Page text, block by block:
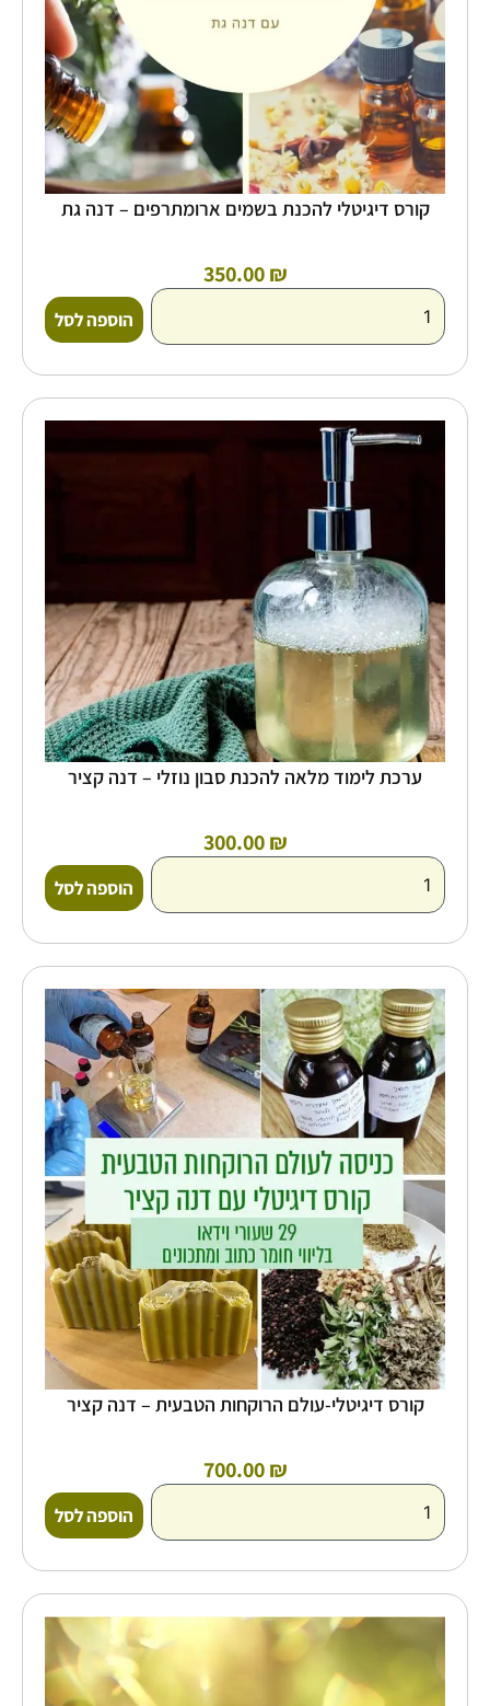
קורס דיגיטלי להכנת בשמים ארומתרפים – דנה גת
350.00₪
הוספה לסל
ערכת לימוד מלאה להכנת סבון נוזלי – דנה קציר
300.00₪
נוזלי
-
דנה
קציר
הוספה לסל
קורס דיגיטלי-עולם הרוקחות הטבעית – דנה קציר
700.00₪
של
קורס
דיגיטלי-עולם
הרוקחות
הטבעית
-
דנה
קציר
הוספה לסל
קורס
בדיקות